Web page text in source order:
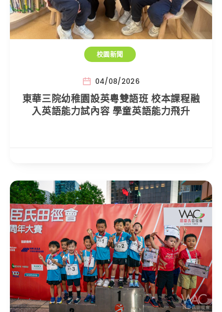
校園新聞
04/08/2026
東華三院幼稚園設英粵雙語班 校本課程融
入英語能力試內容 學童英語能力飛升